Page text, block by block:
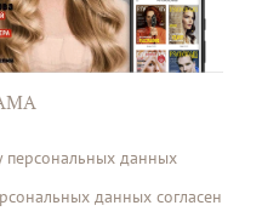
персональных данных
данных согласен